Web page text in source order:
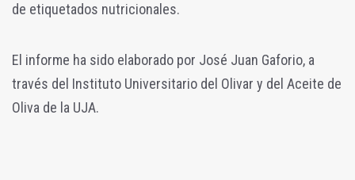
de etiquetados nutricionales.
El informe ha sido elaborado por José Juan Gaforio, a
través del Instituto Universitario del Olivar y del Aceite de
Oliva de la UJA.